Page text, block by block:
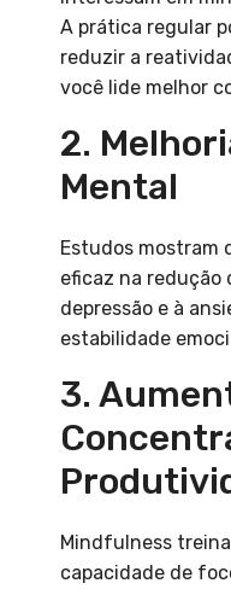
A prática regular
reduzir a
você lide melhor
2.
Mental
Estudos mostram
eficaz na redução
depressão e à
estabilidade
3.
Mindfulness
capacidade de